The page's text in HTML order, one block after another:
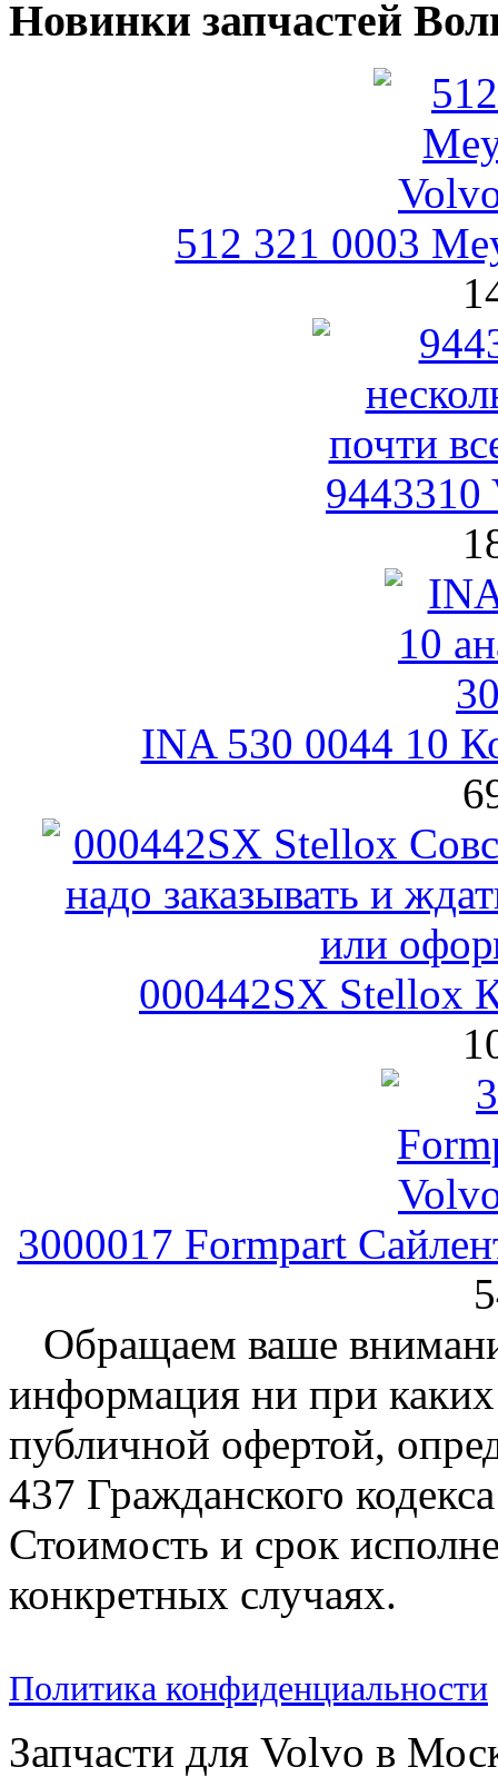
Новинки запчастей
512 321 0003
9443310
INA 530 0044 10
000442SX Stellox
3000017 Formpart
Обращаем ваше
информация ни при каких
публичной офертой,
437 Гражданского
Стоимость и срок
конкретных случаях.
Политика конфиденциальности
Запчасти для Volvo в